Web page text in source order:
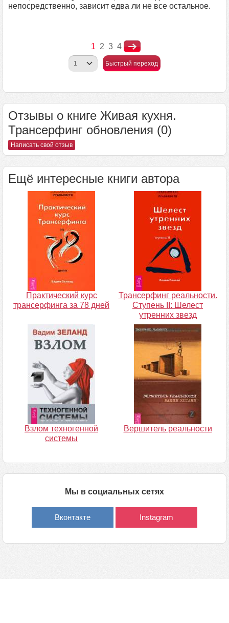
непосредственно, зависит едва ли не все остальное.
1 2 3 4
Быстрый переход
Отзывы о книге Живая кухня.
Трансерфинг обновления (0)
Написать свой отзыв
Ещё интересные книги автора
Практический курс
трансерфинга за 78 дней
Трансерфинг реальности.
Ступень II: Шелест
утренних звезд
Взлом техногенной
системы
Вершитель реальности
Мы в социальных сетях
Вконтакте Instagram